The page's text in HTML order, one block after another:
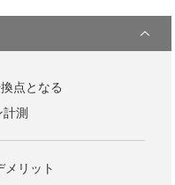
点となる
計測
リット